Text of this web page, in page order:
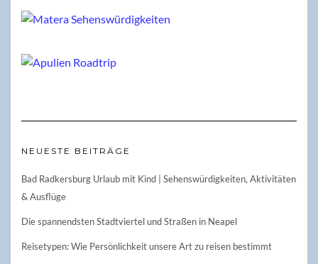
NEUESTE BEITRÄGE
Bad Radkersburg Urlaub mit Kind | Sehenswürdigkeiten, Aktivitäten
& Ausflüge
Die spannendsten Stadtviertel und Straßen in Neapel
Reisetypen: Wie Persönlichkeit unsere Art zu reisen bestimmt